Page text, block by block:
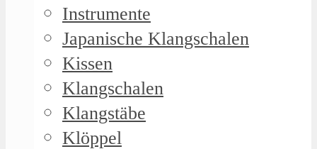
Instrumente
Japanische Klangschalen
Kissen
Klangschalen
Klangstäbe
Klöppel